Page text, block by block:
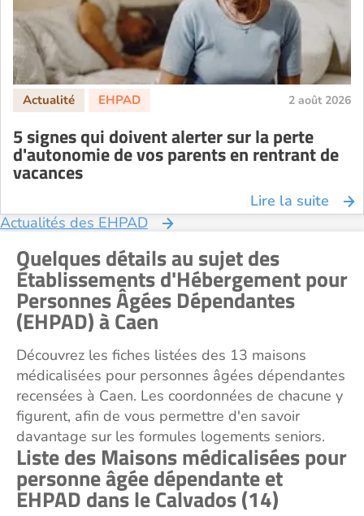
2 août 2026
5 signes qui doivent alerter sur la perte
d'autonomie de vos parents en rentrant de
vacances
Lire la suite
Actualités des EHPAD
Quelques détails au sujet des
Établissements d'Hébergement pour
Personnes Âgées Dépendantes
(EHPAD) à Caen
Découvrez les fiches listées des 13 maisons
médicalisées pour personnes âgées dépendantes
recensées à Caen. Les coordonnées de chacune y
figurent, afin de vous permettre d'en savoir
davantage sur les formules logements seniors.
Liste des Maisons médicalisées pour
personne âgée dépendante et
EHPAD dans le Calvados (14)